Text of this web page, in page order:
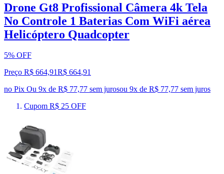
Drone Gt8 Profissional Câmera 4k Tela
No Controle 1 Baterias Com WiFi aérea
Helicóptero Quadcopter
5% OFF
Preço R$ 664,91R$ 664,91
no Pix Ou 9x de R$ 77,77 sem jurosou 9x de R$ 77,77 sem juros
Cupom R$ 25 OFF